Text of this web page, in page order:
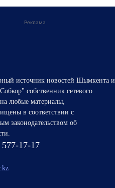
Реклама
источник новостей Шымкента и
собственник сетевого
любые материалы,
в соответствии с
законодательством об
17-17